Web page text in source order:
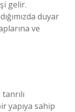
gelir.
duyar
ve
yapıya sahip